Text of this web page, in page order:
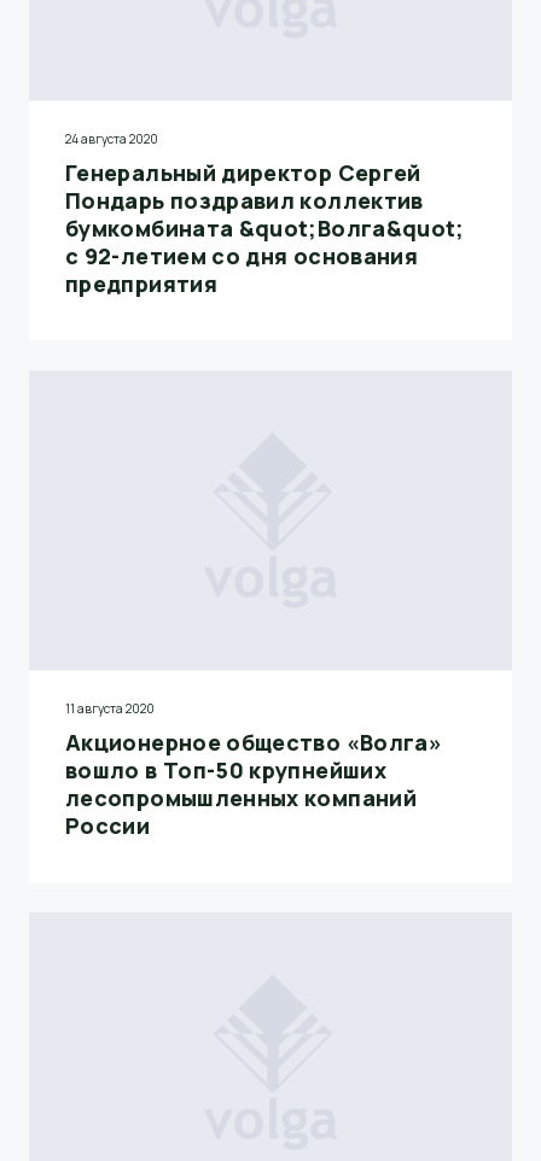
24 августа 2020
Генеральный директор Сергей
Пондарь поздравил коллектив
бумкомбината &quot;Волга&quot;
с 92-летием со дня основания
предприятия
11 августа 2020
Акционерное общество «Волга»
вошло в Топ-50 крупнейших
лесопромышленных компаний
России